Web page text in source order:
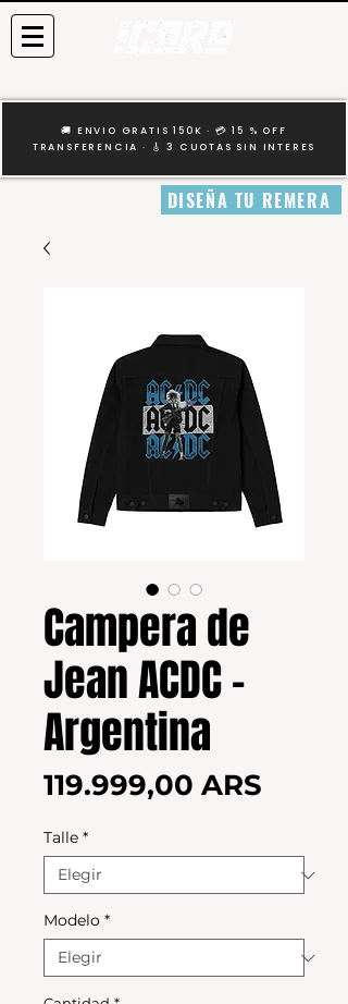
🚚 ENVIO GRATIS 150K · 💳 15 % OFF
TRANSFERENCIA · 🎸 3 CUOTAS SIN INTERES
DISEÑA TU REMERA
Campera de
Jean ACDC -
Argentina
119.999,00 ARS
Talle *
Modelo *